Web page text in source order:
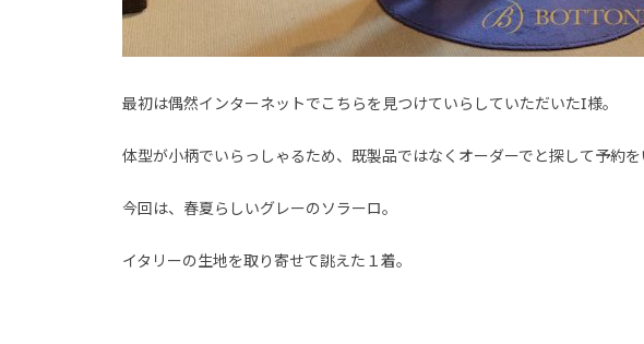
最初は偶然インターネットでこちらを見つけていらしていただいたI様。
体型が小柄でいらっしゃるため、既製品ではなくオーダーでと探して予約を
今回は、春夏らしいグレーのソラーロ。
イタリーの生地を取り寄せて誂えた１着。